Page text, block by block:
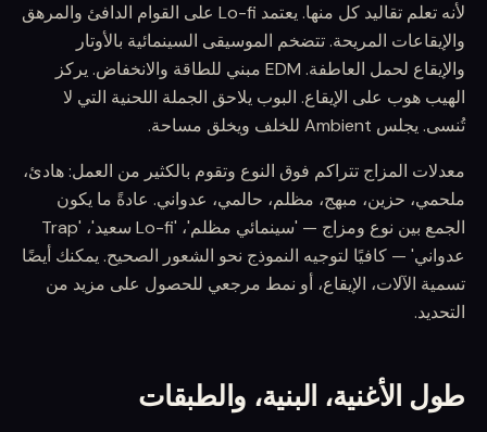
لأنه تعلم تقاليد كل منها. يعتمد Lo-fi على القوام الدافئ والمرهق
والإيقاعات المريحة. تتضخم الموسيقى السينمائية بالأوتار
والإيقاع لحمل العاطفة. EDM مبني للطاقة والانخفاض. يركز
الهيب هوب على الإيقاع. البوب يلاحق الجملة اللحنية التي لا
تُنسى. يجلس Ambient للخلف ويخلق مساحة.
معدلات المزاج تتراكم فوق النوع وتقوم بالكثير من العمل: هادئ،
ملحمي، حزين، مبهج، مظلم، حالمي، عدواني. عادةً ما يكون
الجمع بين نوع ومزاج — 'سينمائي مظلم'، 'Lo-fi سعيد'، 'Trap
عدواني' — كافيًا لتوجيه النموذج نحو الشعور الصحيح. يمكنك أيضًا
تسمية الآلات، الإيقاع، أو نمط مرجعي للحصول على مزيد من
التحديد.
طول الأغنية، البنية، والطبقات